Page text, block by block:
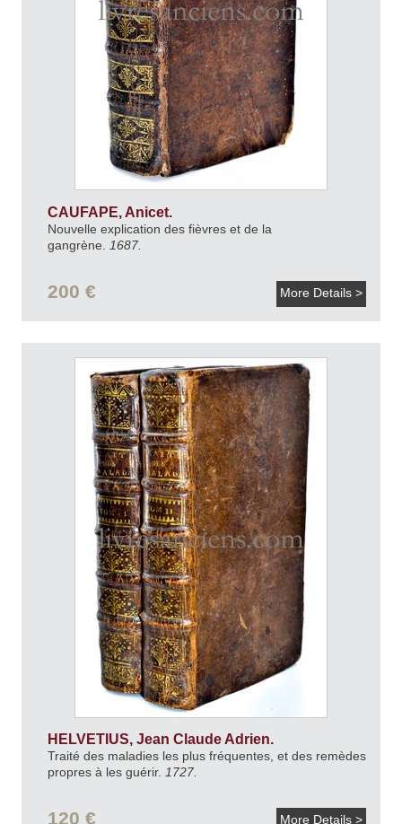
CAUFAPE, Anicet.
Nouvelle explication des fièvres et de la
gangrène.
1687.
200 € More Details >
HELVETIUS, Jean Claude Adrien.
Traité des maladies les plus fréquentes, et des remèdes
propres à les guérir. 1727.
120 € More Details >